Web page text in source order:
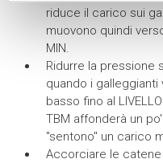
riduce il carico sui
muovono quindi verso
MIN.
Ridurre la pressione
quando i
basso fino al
TBM affonderà un
"sentono" un carico
Accorciare le